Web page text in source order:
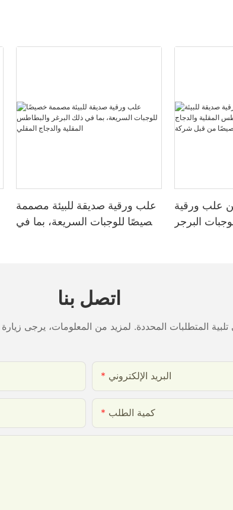
علب ورقية صديقة للبيئة مصممة
خصيصًا للوجبات السريعة، بما في
علب ورقية
البرجر
اتصل بنا
البريد الإلكتروني
كمية الطلب